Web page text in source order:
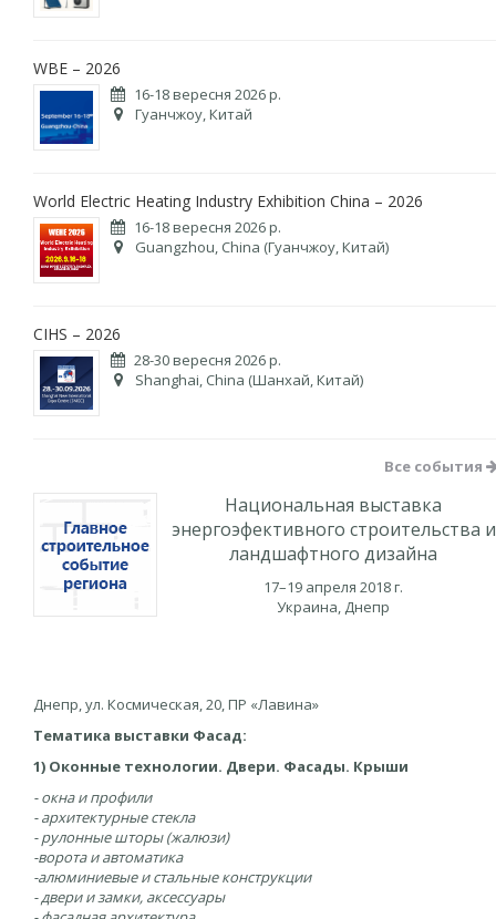
WBE – 2026
16-18 вересня 2026 р.
Гуанчжоу, Китай
World Electric Heating Industry Exhibition China – 2026
16-18 вересня 2026 р.
Guangzhou, China (Гуанчжоу, Китай)
CIHS – 2026
28-30 вересня 2026 р.
Shanghai, China (Шанхай, Китай)
Все события
Национальная выставка
энергоэфективного строительства и
ландшафтного дизайна
17–19 апреля 2018 г.
Украина, Днепр
Днепр, ул. Космическая, 20, ПР «Лавина»
Тематика выставки Фасад:
1) Оконные технологии. Двери. Фасады. Крыши
- окна и профили
- архитектурные стекла
- рулонные шторы (жалюзи)
-ворота и автоматика
-алюминиевые и стальные конструкции
- двери и замки, аксессуары